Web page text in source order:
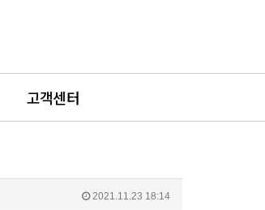
고객센터
2021.11.23 18:14